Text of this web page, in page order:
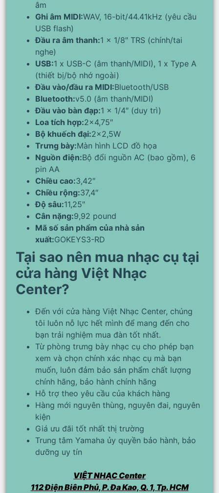
âm
Ghi âm MIDI:WAV, 16-bit/44.41kHz (yêu cầu
USB flash)
Đầu ra âm thanh:1 x 1/8″ TRS (chính/tai
nghe)
USB:1 x USB-C (âm thanh/MIDI), 1 x Type A
(thiết bị/bộ nhớ ngoài)
Đầu vào/đầu ra MIDI:Bluetooth/USB
Bluetooth:v5.0 (âm thanh/MIDI)
Đầu vào bàn đạp:1 x 1/4″ (duy trì)
Loa tích hợp:2×4,75″
Bộ khuếch đại:2×2,5W
Trưng bày:Màn hình LCD đồ họa
Nguồn điện:Bộ đổi nguồn AC (bao gồm), 6
pin AA
Chiều cao:3,42″
Chiều rộng:37,4″
Độ sâu:11,25″
Cân nặng:9,92 pound
Mã số sản phẩm của nhà sản
xuất:GOKEYS3-RD
Tại sao nên mua nhạc cụ tại
cửa hàng Việt Nhạc
Center?
Đến với cửa hàng Việt Nhạc Center, chúng
tôi luôn nỗ lực hết mình để mang đến cho
bạn trải nghiệm mua đàn tốt nhất.
Từ phòng trưng bày nhạc cụ cho phép bạn
xem và chọn chính xác nhạc cụ mà bạn
muốn, luôn đảm bảo sản phẩm chất lượng
chính hãng, bảo hành chính hãng
Hỗ trợ theo yêu cầu của khách hàng
Hàng mới nguyên thùng, nguyên đai, nguyên
kiện
Giá ưu đãi tốt nhất thị trường
Trung tâm Yamaha ủy quyền bảo hành, bảo
dưỡng uy tín
VIỆT NHẠC Center
112 Điện Biên Phủ, P. Đa Kao, Q. 1, Tp. HCM